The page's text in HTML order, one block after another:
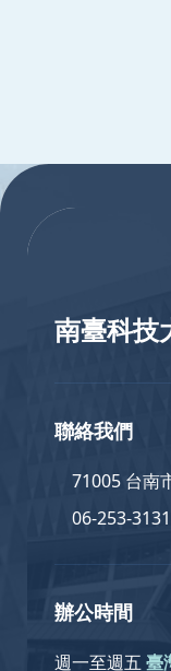
:::
南臺科技
聯絡我們
71005 台南
06-253-
辦公時間
週一至週五 臺